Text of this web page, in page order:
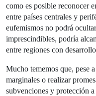
como es posible reconocer
entre países centrales y
eufemismos no podrá
imprescindibles, podría
entre regiones con
Mucho tememos que, pese
marginales o realizar
subvenciones y protección